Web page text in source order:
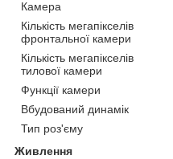
Камера
Кількість мегапікселів
фронтальної камери
Кількість мегапікселів
тилової камери
Функції камери
Вбудований динамік
Тип роз'єму
Живлення